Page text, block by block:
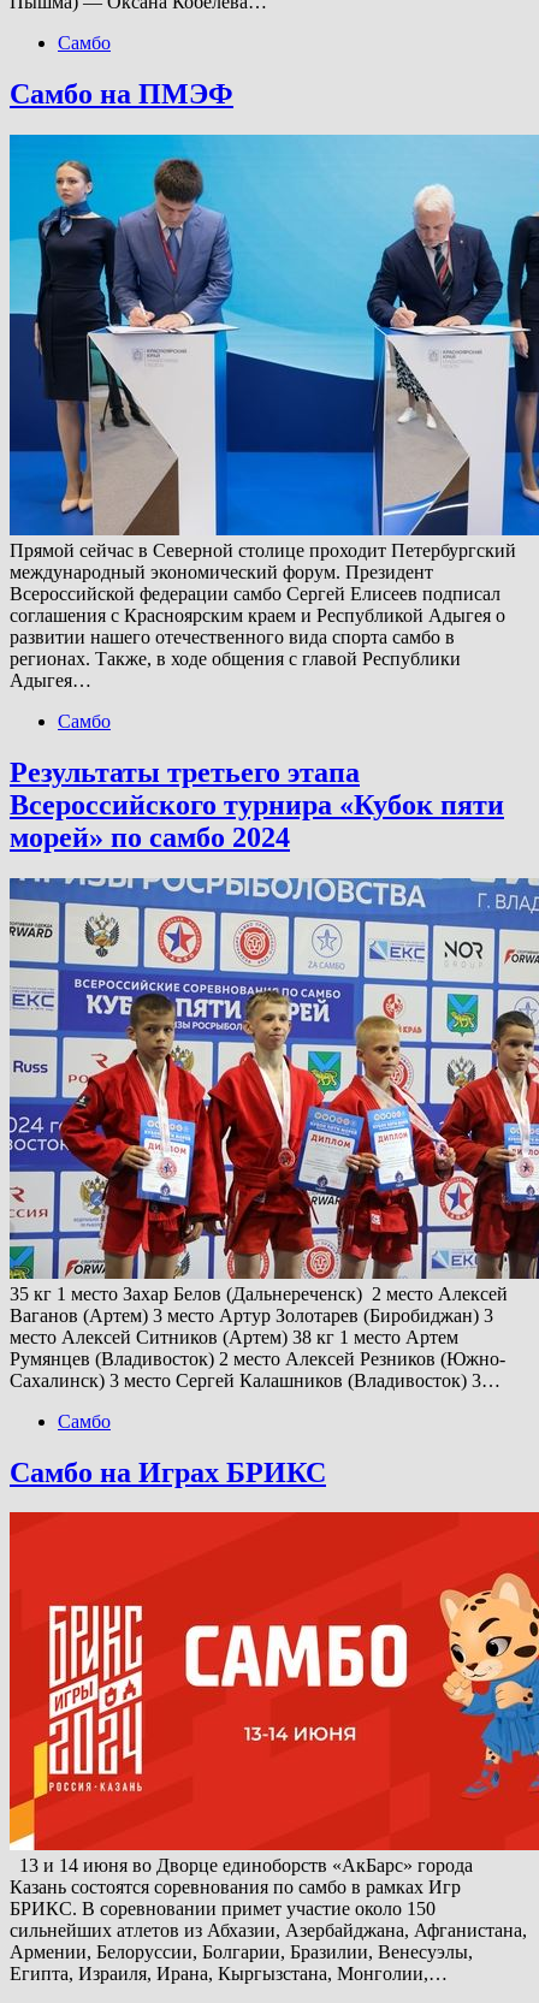
Самбо
Самбо на ПМЭФ
Прямой сейчас в Северной столице проходит Петербургский
международный экономический форум. Президент
Всероссийской федерации самбо Сергей Елисеев подписал
соглашения с Красноярским краем и Республикой Адыгея о
развитии нашего отечественного вида спорта самбо в
регионах. Также, в ходе общения с главой Республики
Адыгея…
Самбо
Результаты третьего этапа
Всероссийского турнира «Кубок пяти
морей» по самбо 2024
35 кг 1 место Захар Белов (Дальнереченск) 2 место Алексей
Ваганов (Артем) 3 место Артур Золотарев (Биробиджан) 3
место Алексей Ситников (Артем) 38 кг 1 место Артем
Румянцев (Владивосток) 2 место Алексей Резников (Южно-
Сахалинск) 3 место Сергей Калашников (Владивосток) 3…
Самбо
Самбо на Играх БРИКС
13 и 14 июня во Дворце единоборств «АкБарс» города
Казань состоятся соревнования по самбо в рамках Игр
БРИКС. В соревновании примет участие около 150
сильнейших атлетов из Абхазии, Азербайджана, Афганистана,
Армении, Белоруссии, Болгарии, Бразилии, Венесуэлы,
Египта, Израиля, Ирана, Кыргызстана, Монголии,…